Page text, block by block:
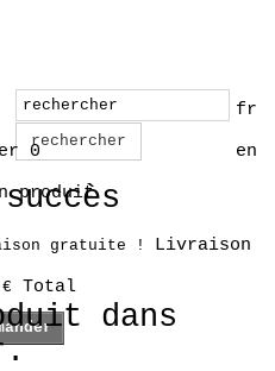
fr
en
rechercher
0
produit
gratuite ! Livraison
Total
dans